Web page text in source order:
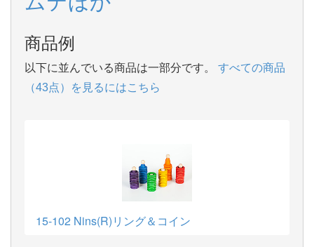
商品例
以下に並んでいる商品は一部分です。
すべての商品
（43点）を見るにはこちら
15-102 Nins(R)リング＆コイン